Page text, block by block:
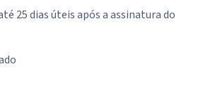
25 dias úteis após a assinatura do